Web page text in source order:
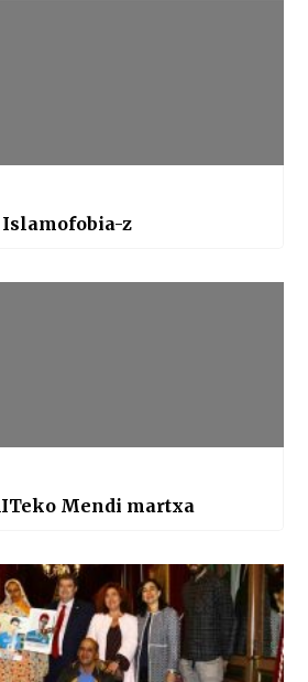
Islamofobia-z
Mendi martxa